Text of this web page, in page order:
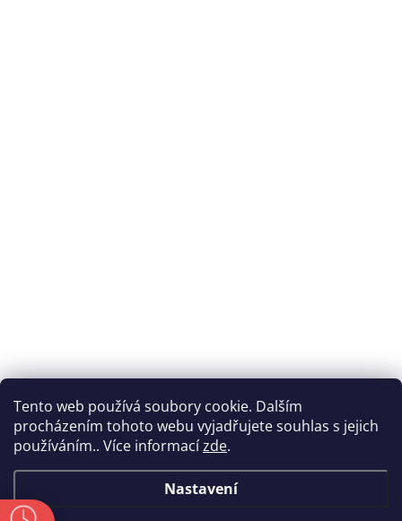
Tento web používá soubory cookie. Dalším
procházením tohoto webu vyjadřujete souhlas s jejich
používáním.. Více informacízde.
Nastavení